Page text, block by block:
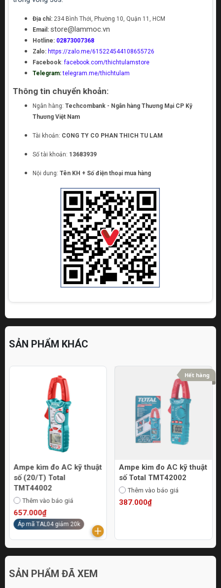
Địa chỉ: 234 Bình Thới, Phường 10, Quận 11, HCM
Email: store@lammoc.vn
Hotline: 02873007368
Zalo: https://zalo.me/615224544108655726
Facebook:facebook.com/thichtulamstore
Telegram: telegram.me/thichtulam
Thông tin chuyển khoản:
Ngân hàng: Techcombank - Ngân hàng Thương Mại CP Kỹ
Thương Việt Nam
Tài khoản: CONG TY CO PHAN THICH TU LAM
Số tài khoản: 13683939
Nội dung: Tên KH + Số điện thoại mua hàng
SẢN PHẨM KHÁC
Ampe kìm đo AC kỹ thuật
số (20/T) Total
TMT44002
Thêm vào báo giá
657.000₫
Áp mã TAL04 giảm 20k
Hết hàng
Ampe kìm đo AC kỹ thuật
số Total TMT42002
Thêm vào báo giá
387.000₫
SẢN PHẨM ĐÃ XEM